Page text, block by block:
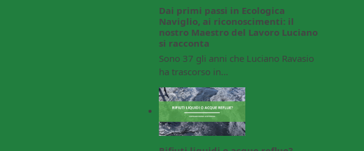
Dai primi passi in Ecologica
Naviglio, ai riconoscimenti: il
nostro Maestro del Lavoro Luciano
si racconta
Sono 37 gli anni che Luciano Ravasio
ha trascorso in…